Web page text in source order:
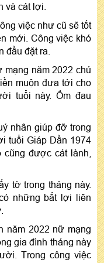
và cát lợi.
việc như cũ sẽ tốt
mới. Công việc khó
đầu đặt ra.
năm 2022 chú
muộn đưa tới cho
tuổi này. Ốm đau
nhân giúp đỡ trong
tuổi Giáp Dần 1974
được cát lành,
tờ trong tháng này.
những bất lợi liên
năm 2022 nữ mạng
gia đình tháng này
Trong công việc